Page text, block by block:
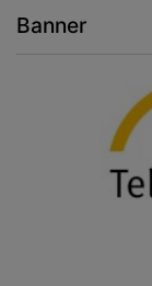
Banner